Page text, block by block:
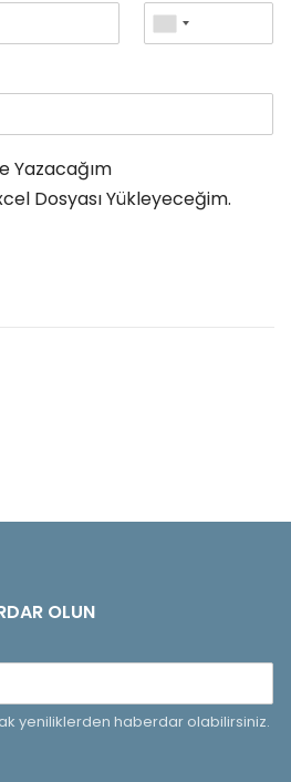
Yazacağım
Dosyası Yükleyeceğim.
OLUN
yeniliklerden haberdar olabilirsiniz.